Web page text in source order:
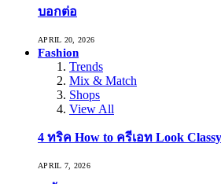
บอกต่อ
APRIL 20, 2026
Fashion
Trends
Mix & Match
Shops
View All
4 ทริค How to ครีเอท Look
APRIL 7, 2026